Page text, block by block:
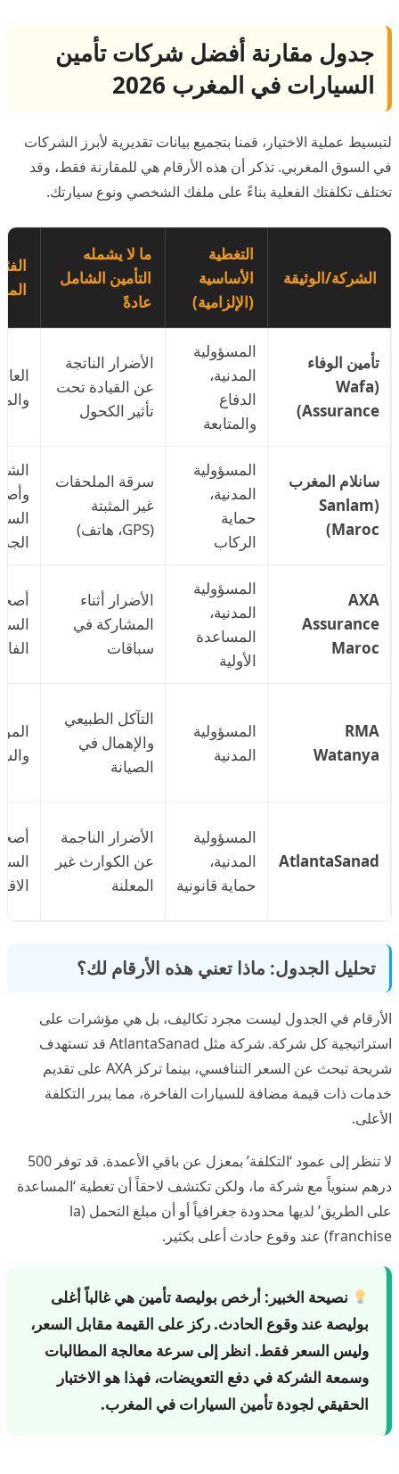
جدول مقارنة أفضل شركات تأمين
السيارات في المغرب 2026
لتبسيط عملية الاختيار، قمنا بتجميع بيانات تقديرية لأبرز الشركات
في السوق المغربي. تذكر أن هذه الأرقام هي للمقارنة فقط، وقد
تختلف تكلفتك الفعلية بناءً على ملفك الشخصي ونوع سيارتك.
الشركة/الوثيقة
التغطية
الأساسية
(الإلزامية)
ما لا يشمله
التأمين الشامل
عادةً
تأمين الوفاء
(Wafa
Assurance)
المسؤولية
المدنية،
الدفاع
والمتابعة
الأضرار الناتجة
عن القيادة تحت
تأثير الكحول
سانلام المغرب
(Sanlam
Maroc)
المسؤولية
المدنية،
حماية
الركاب
سرقة الملحقات
غير المثبتة
(GPS، هاتف)
AXA
Assurance
Maroc
المسؤولية
المدنية،
المساعدة
الأولية
الأضرار أثناء
المشاركة في
سباقات
RMA
Watanya
المسؤولية
المدنية
التآكل الطبيعي
والإهمال في
الصيانة
AtlantaSanad
المسؤولية
المدنية،
حماية قانونية
الأضرار الناجمة
عن الكوارث غير
المعلنة
تحليل الجدول: ماذا تعني هذه الأرقام لك؟
الأرقام في الجدول ليست مجرد تكاليف، بل هي مؤشرات على
استراتيجية كل شركة. شركة مثل AtlantaSanad قد تستهدف
شريحة تبحث عن السعر التنافسي، بينما تركز AXA على تقديم
خدمات ذات قيمة مضافة للسيارات الفاخرة، مما يبرر التكلفة
الأعلى.
لا تنظر إلى عمود ‘التكلفة’ بمعزل عن باقي الأعمدة. قد توفر 500
درهم سنوياً مع شركة ما، ولكن تكتشف لاحقاً أن تغطية ‘المساعدة
على الطريق’ لديها محدودة جغرافياً أو أن مبلغ التحمل (la
franchise) عند وقوع حادث أعلى بكثير.
نصيحة الخبير: أرخص بوليصة تأمين هي غالباً أغلى
بوليصة عند وقوع الحادث. ركز على القيمة مقابل السعر،
وليس السعر فقط. انظر إلى سرعة معالجة المطالبات
وسمعة الشركة في دفع التعويضات، فهذا هو الاختبار
الحقيقي لجودة تأمين السيارات في المغرب.